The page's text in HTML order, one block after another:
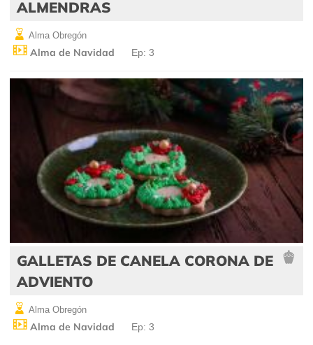
ALMENDRAS
Alma Obregón
Alma de Navidad Ep: 3
GALLETAS DE CANELA CORONA DE
ADVIENTO
Alma Obregón
Alma de Navidad Ep: 3